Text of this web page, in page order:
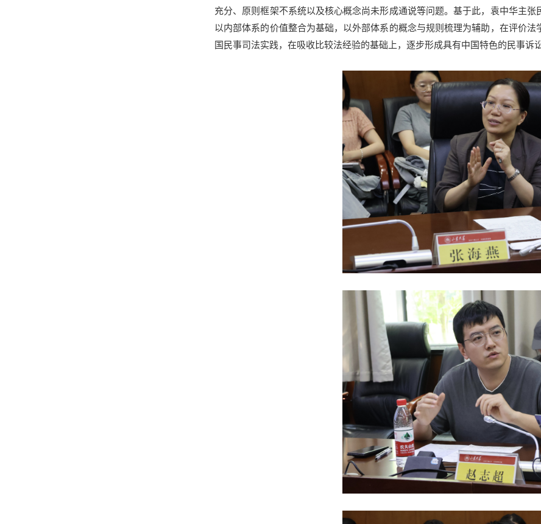
充分、原则框架不系统以及核心概念尚未形成通说等问题。基于此，袁中华主
以内部体系的价值整合为基础，以外部体系的概念与规则梳理为辅助，在评价
国民事司法实践，在吸收比较法经验的基础上，逐步形成具有中国特色的民事诉